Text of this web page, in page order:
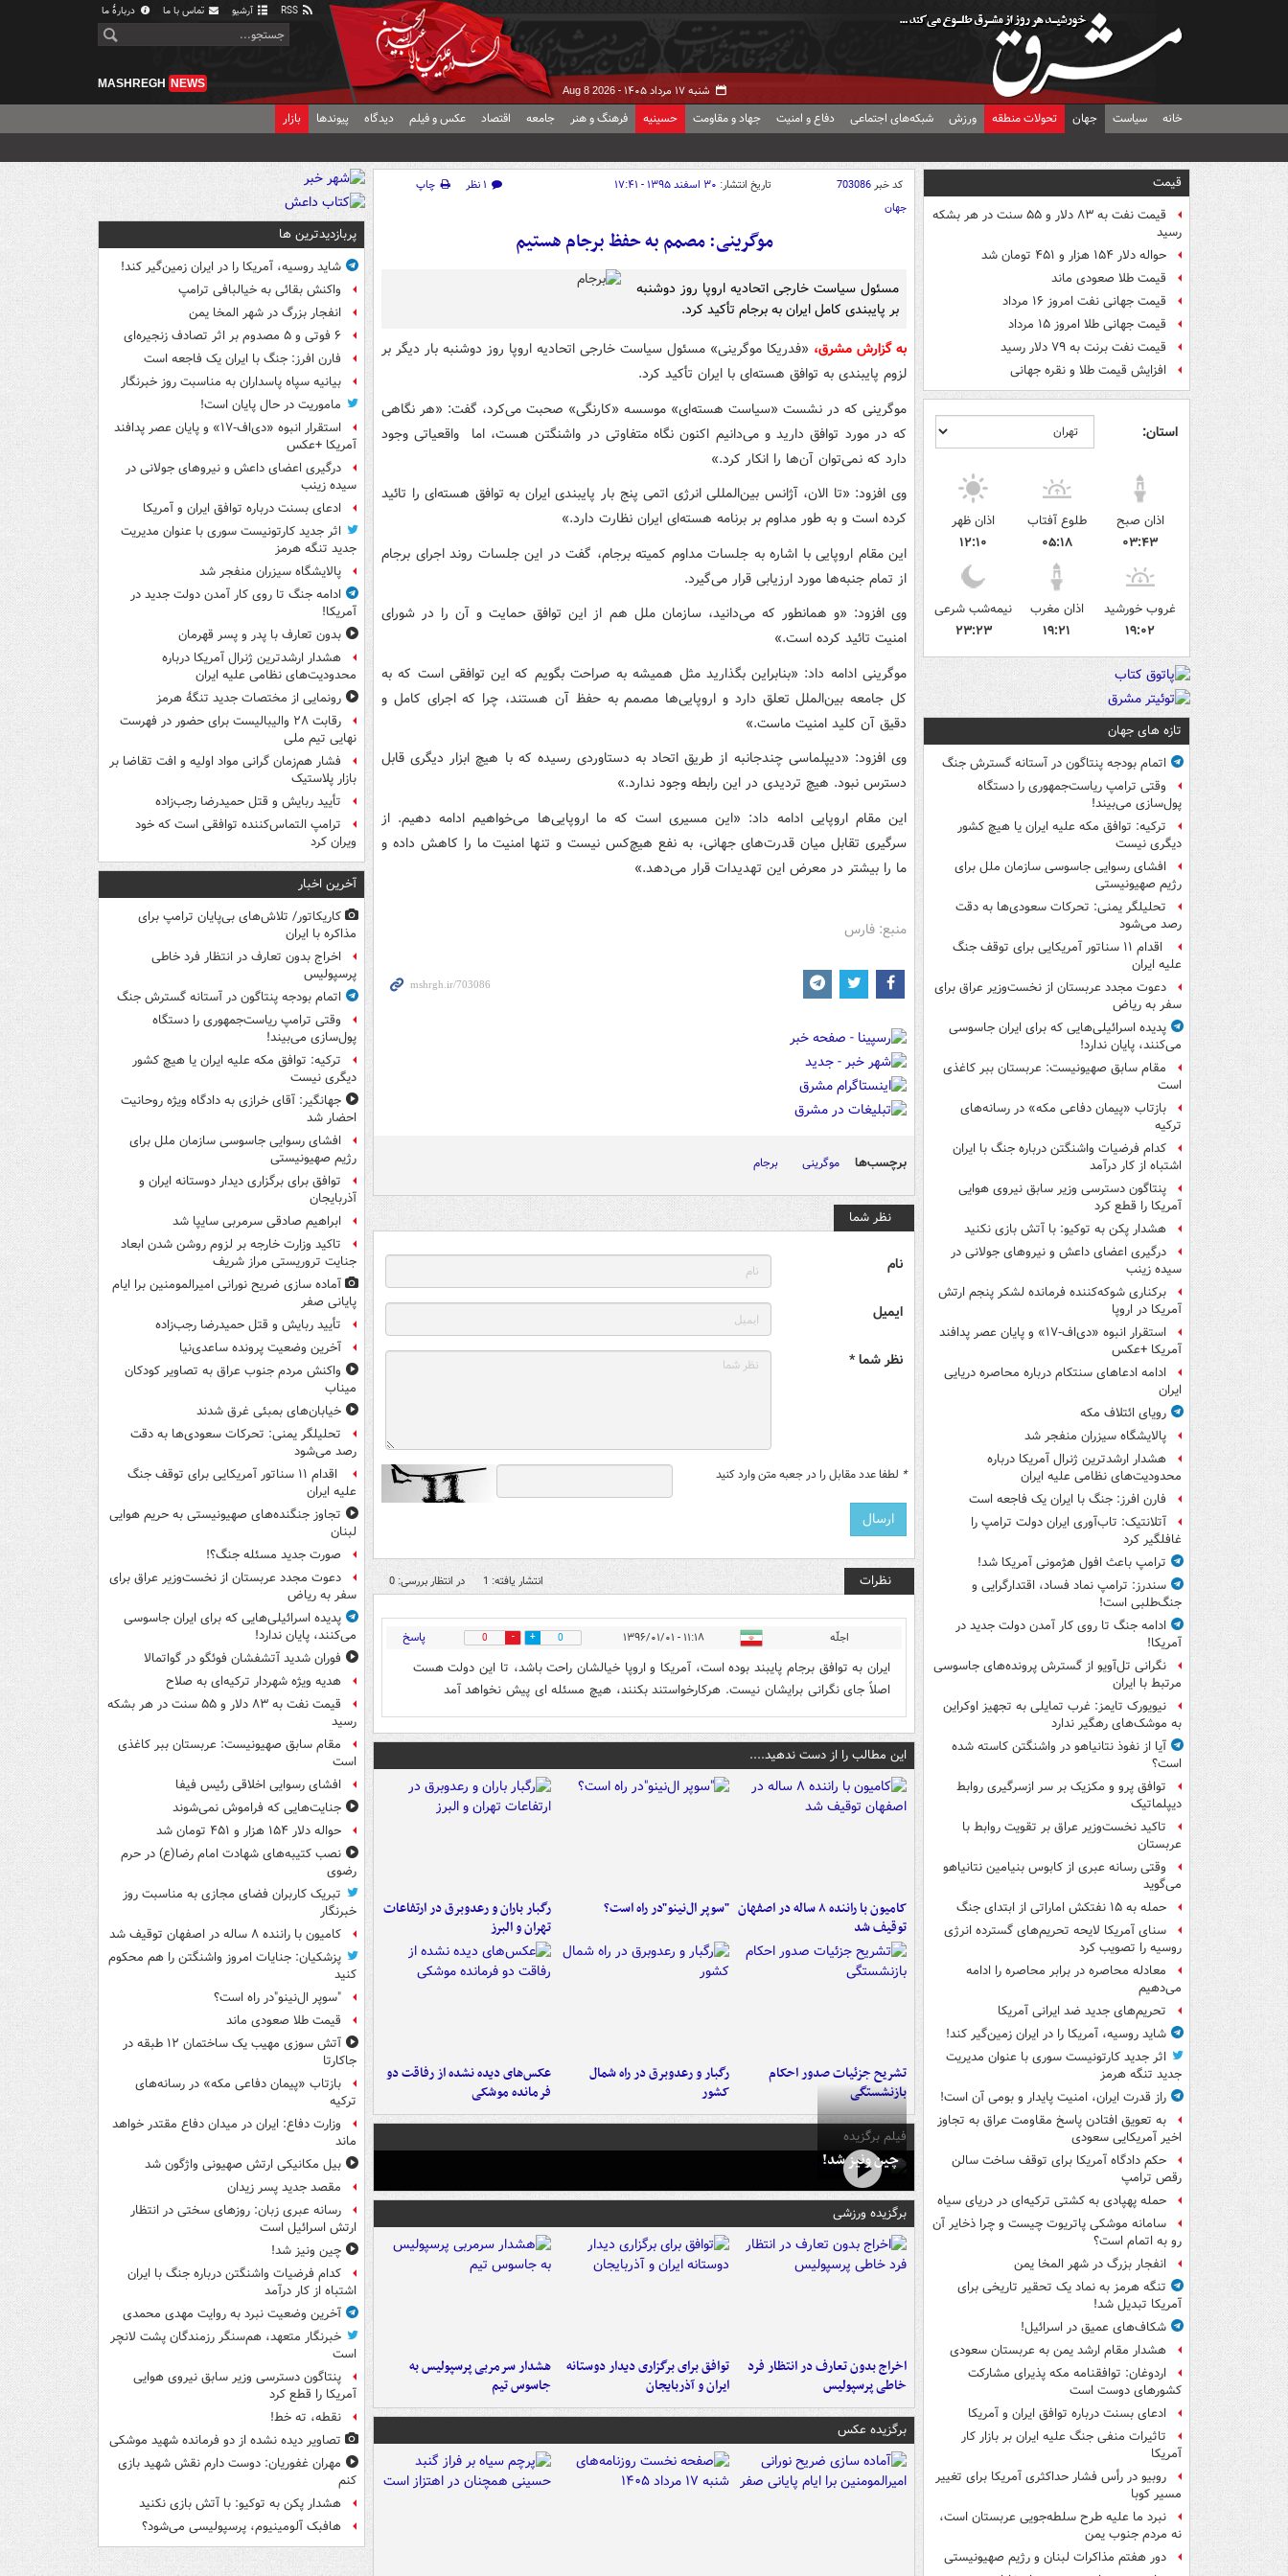
آرشیو تماس با ما دربارهٔ ما
شنبه ۱۷ مرداد ۱۴۰۵ - Aug 8 2026
MASHREGH NEWS
خانه سیاست جهان تحولات منطقه ورزش شبکه‌های اجتماعی دفاع و امنیت جهاد و مقاومت حسینیه فرهنگ و هنر جامعه اقتصاد عکس و فیلم دیدگاه پیوندها بازار
قیمت
قیمت نفت به ۸۳ دلار و ۵۵ سنت در هر بشکه
رسید
حواله دلار ۱۵۴ هزار و ۴۵۱ تومان شد
قیمت طلا صعودی ماند
قیمت جهانی نفت امروز ۱۶ مرداد
قیمت جهانی طلا امروز ۱۵ مرداد
قیمت نفت برنت به ۷۹ دلار رسید
افزایش قیمت طلا و نقره جهانی
استان:
اذان صبح
۰۳:۴۳
طلوع آفتاب
۰۵:۱۸
اذان ظهر
۱۲:۱۰
غروب خورشید
۱۹:۰۲
اذان مغرب
۱۹:۲۱
نیمه‌شب شرعی
۲۳:۲۳
تازه های جهان
اتمام بودجه پنتاگون در آستانه گسترش جنگ
وقتی ترامپ ریاست‌جمهوری را دستگاه
پول‌سازی می‌بیند!
ترکیه: توافق مکه علیه ایران یا هیچ کشور
دیگری نیست
افشای رسوایی جاسوسی سازمان ملل برای
رژیم صهیونیستی
تحلیلگر یمنی: تحرکات سعودی‌ها به دقت
رصد می‌شود
اقدام ۱۱ سناتور آمریکایی برای توقف جنگ
علیه ایران
دعوت مجدد عربستان از نخست‌وزیر عراق برای
سفر به ریاض
پدیده اسرائیلی‌هایی که برای ایران جاسوسی
می‌کنند، پایان ندارد!
مقام سابق صهیونیست: عربستان ببر کاغذی
است
بازتاب «پیمان دفاعی مکه» در رسانه‌های
ترکیه
کدام فرضیات واشنگتن درباره جنگ با ایران
اشتباه از کار درآمد
پنتاگون دسترسی وزیر سابق نیروی هوایی
آمریکا را قطع کرد
هشدار پکن به توکیو: با آتش بازی نکنید
درگیری اعضای داعش و نیروهای جولانی در
سیده زینب
برکناری شوکه‌کننده فرمانده لشکر پنجم ارتش
آمریکا در اروپا
استقرار انبوه «دی‌اف‑۱۷» و پایان عصر پدافند
آمریکا +عکس
ادامه ادعاهای سنتکام درباره محاصره دریایی
ایران
رویای ائتلاف مکه
پالایشگاه سیزران منفجر شد
هشدار ارشدترین ژنرال آمریکا درباره
محدودیت‌های نظامی علیه ایران
فارن افرز: جنگ با ایران یک فاجعه است
آتلانتیک: تاب‌آوری ایران دولت ترامپ را
غافلگیر کرد
ترامپ باعث افول هژمونی آمریکا شد!
سندرز: ترامپ نماد فساد، اقتدارگرایی و
جنگ‌طلبی است!
ادامه جنگ تا روی کار آمدن دولت جدید در
آمریکا!
نگرانی تل‌آویو از گسترش پرونده‌های جاسوسی
مرتبط با ایران
نیویورک تایمز: غرب تمایلی به تجهیز اوکراین
به موشک‌های رهگیر ندارد
آیا از نفوذ نتانیاهو در واشنگتن کاسته شده
است؟
توافق پرو و مکزیک بر سر ازسرگیری روابط
دیپلماتیک
تاکید نخست‌وزیر عراق بر تقویت روابط با
عربستان
وقتی رسانه عبری از کابوس بنیامین نتانیاهو
می‌گوید
حمله به ۱۵ نفتکش‌ اماراتی از ابتدای جنگ
سنای آمریکا لایحه تحریم‌های گسترده انرژی
روسیه را تصویب کرد
معادله محاصره در برابر محاصره را ادامه
می‌دهیم
تحریم‌های جدید ضد ایرانی آمریکا
شاید روسیه، آمریکا را در ایران زمین‌گیر کند!
اثر جدید کارتونیست سوری با عنوان مدیریت
جدید تنگه هرمز
راز قدرت ایران، امنیت پایدار و بومی آن است!
به تعویق افتادن پاسخ مقاومت عراق به تجاوز
اخیر آمریکایی سعودی
حکم دادگاه آمریکا برای توقف ساخت سالن
رقص ترامپ
حمله پهپادی به کشتی ترکیه‌ای در دریای سیاه
سامانه موشکی پاتریوت چیست و چرا ذخایر آن
رو به اتمام است؟
انفجار بزرگ در شهر المخا یمن
تنگه هرمز به نماد یک تحقیر تاریخی برای
آمریکا تبدیل شد!
شکاف‌های عمیق در اسرائیل!
هشدار مقام ارشد یمن به عربستان سعودی
اردوغان: توافقنامه مکه پذیرای مشارکت
کشورهای دوست است
ادعای بسنت درباره توافق ایران و آمریکا
تاثیرات منفی جنگ علیه ایران بر بازار کار
آمریکا
روبیو در رأس فشار حداکثری آمریکا برای تغییر
مسیر کوبا
نبرد ما علیه طرح سلطه‌جویی عربستان است،
نه مردم جنوب یمن
دور هفتم مذاکرات لبنان و رژیم صهیونیستی
کد خبر703086 تاریخ انتشار: ۳۰ اسفند ۱۳۹۵ - ۱۷:۴۱ ۱ نظر
چاپ
جهان
موگرینی: مصمم به حفظ برجام هستیم
مسئول سیاست خارجی اتحادیه اروپا روز دوشنبه
بر پایبندی کامل ایران به برجام تأکید کرد.
به گزارش مشرق، «فدریکا موگرینی» مسئول سیاست خارجی اتحادیه اروپا روز دوشنبه بار دیگر بر
لزوم پایبندی به توافق هسته‌ای با ایران تأکید کرد.
موگرینی که در نشست «سیاست هسته‌ای» موسسه «کارنگی» صحبت می‌کرد، گفت: «هر نگاهی
که در مورد توافق دارید و می‌دانیم اکنون نگاه متفاوتی در واشنگتن هست، اما واقعیاتی وجود
دارد که نمی‌توان آن‌ها را انکار کرد.»
وی افزود: «تا الان، آژانس بین‌المللی انرژی اتمی پنج بار پایبندی ایران به توافق هسته‌ای را تائید
کرده است و به طور مداوم بر برنامه هسته‌ای ایران نظارت دارد.»
این مقام اروپایی با اشاره به جلسات مداوم کمیته برجام، گفت در این جلسات روند اجرای برجام
از تمام جنبه‌ها مورد ارزیابی قرار می‌گیرد.
وی افزود: «و همانطور که می‌دانید، سازمان ملل هم از این توافق حمایت و آن را در شورای
امنیت تائید کرده است.»
موگرینی ادامه داد: «بنابراین بگذارید مثل همیشه به صراحت بگویم که این توافقی است که به
کل جامعه بین‌الملل تعلق دارد و اروپایی‌ها مصمم به حفظ آن هستند، چرا که اجرای کامل و
دقیق آن کلید امنیت ماست.»
وی افزود: «دیپلماسی چندجانبه از طریق اتحاد به دستاوردی رسیده که با هیچ ابزار دیگری قابل
دسترس نبود. هیچ تردیدی در این رابطه وجود ندارد.»
این مقام اروپایی ادامه داد: «این مسیری است که ما اروپایی‌ها می‌خواهیم ادامه دهیم. از
سرگیری تقابل میان قدرت‌های جهانی، به نفع هیچ‌کس نیست و تنها امنیت ما را کاهش داده و
ما را بیشتر در معرض این تهدیدات قرار می‌دهد.»
منبع: فارس
برچسب‌ها موگرینی برجام
نظر شما
نام
ایمیل
نظر شما *
* لطفا عدد مقابل را در جعبه متن وارد کنید
نظرات انتشار یافته: 1 در انتظار بررسی: 0
اجلّه ۱۱:۱۸ - ۱۳۹۶/۰۱/۰۱ 0
0 پاسخ
ایران به توافق برجام پایبند بوده است، آمریکا و اروپا خیالشان راحت باشد، تا این دولت هست
اصلاً جای نگرانی برایشان نیست. هرکارخواستند بکنند، هیچ مسئله ای پیش نخواهد آمد
این مطالب را از دست ندهید....
کامیون با راننده ۸ ساله در اصفهان
توقیف شد
"سوپر ال‌نینو"در راه است؟
رگبار باران و رعدوبرق در ارتفاعات
تهران و البرز
تشریح جزئیات صدور احکام
بازنشستگی
رگبار و رعدوبرق در راه شمال
کشور
عکس‌های دیده نشده از رفاقت دو
فرمانده‌ موشکی
فیلم برگزیده
چین ونیز شد!
برگزیده ورزشی
اخراج بدون تعارف در انتظار فرد
خاطی پرسپولیس
توافق برای برگزاری دیدار دوستانه
ایران و آذربایجان
هشدار سرمربی پرسپولیس به
جاسوس تیم
برگزیده عکس
پربازدیدترین ها
شاید روسیه، آمریکا را در ایران زمین‌گیر کند!
واکنش بقائی به خیالبافی ترامپ
انفجار بزرگ در شهر المخا یمن
۶ فوتی و ۵ مصدوم بر اثر تصادف زنجیره‌ای
فارن افرز: جنگ با ایران یک فاجعه است
بیانیه سپاه پاسداران به مناسبت روز خبرنگار
ماموریت در حال پایان است!
استقرار انبوه «دی‌اف‑۱۷» و پایان عصر پدافند
آمریکا +عکس
درگیری اعضای داعش و نیروهای جولانی در
سیده زینب
ادعای بسنت درباره توافق ایران و آمریکا
اثر جدید کارتونیست سوری با عنوان مدیریت
جدید تنگه هرمز
پالایشگاه سیزران منفجر شد
ادامه جنگ تا روی کار آمدن دولت جدید در
آمریکا!
بدون تعارف با پدر و پسر قهرمان
هشدار ارشدترین ژنرال آمریکا درباره
محدودیت‌های نظامی علیه ایران
رونمایی از مختصات جدید تنگۀ هرمز
رقابت ۲۸ والیبالیست برای حضور در فهرست
نهایی تیم ملی
فشار هم‌زمان گرانی مواد اولیه و افت تقاضا بر
بازار پلاستیک
تأیید ربایش و قتل حمیدرضا رجب‌زاده
ترامپ التماس‌کننده توافقی است که خود
ویران کرد
آخرین اخبار
کاریکاتور/ تلاش‌های بی‌پایان ترامپ برای
مذاکره با ایران
اخراج بدون تعارف در انتظار فرد خاطی
پرسپولیس
اتمام بودجه پنتاگون در آستانه گسترش جنگ
وقتی ترامپ ریاست‌جمهوری را دستگاه
پول‌سازی می‌بیند!
ترکیه: توافق مکه علیه ایران یا هیچ کشور
دیگری نیست
جهانگیر: آقای خرازی به دادگاه ویژه روحانیت
احضار شد
افشای رسوایی جاسوسی سازمان ملل برای
رژیم صهیونیستی
توافق برای برگزاری دیدار دوستانه ایران و
آذربایجان
ابراهیم صادقی سرمربی سایپا شد
تاکید وزارت خارجه بر لزوم روشن شدن ابعاد
جنایت تروریستی مراز شریف
آماده سازی ضریح نورانی امیرالمومنین برا ایام
پایانی صفر
تأیید ربایش و قتل حمیدرضا رجب‌زاده
آخرین وضعیت پرونده ساعدی‌نیا
واکنش مردم جنوب عراق به تصاویر کودکان
میناب
خیابان‌های بمبئی غرق شدند
تحلیلگر یمنی: تحرکات سعودی‌ها به دقت
رصد می‌شود
اقدام ۱۱ سناتور آمریکایی برای توقف جنگ
علیه ایران
تجاوز جنگنده‌های صهیونیستی به حریم هوایی
لبنان
صورت جدید مسئله جنگ؟!
دعوت مجدد عربستان از نخست‌وزیر عراق برای
سفر به ریاض
پدیده اسرائیلی‌هایی که برای ایران جاسوسی
می‌کنند، پایان ندارد!
فوران شدید آتشفشان فوئگو در گواتمالا
هدیه ویژه شهردار ترکیه‌ای به صلاح
قیمت نفت به ۸۳ دلار و ۵۵ سنت در هر بشکه
رسید
مقام سابق صهیونیست: عربستان ببر کاغذی
است
افشای رسوایی اخلاقی رئیس فیفا
جنایت‌هایی که فراموش نمی‌شوند
حواله دلار ۱۵۴ هزار و ۴۵۱ تومان شد
نصب کتیبه‌های شهادت امام رضا(ع) در حرم
رضوی
تبریک کاربران فضای مجازی به مناسبت روز
خبرنگار
کامیون با راننده ۸ ساله در اصفهان توقیف شد
پزشکیان: جنایات امروز واشنگتن را هم محکوم
کنید
"سوپر ال‌نینو"در راه است؟
قیمت طلا صعودی ماند
آتش سوزی مهیب یک ساختمان ۱۲ طبقه در
جاکارتا
بازتاب «پیمان دفاعی مکه» در رسانه‌های
ترکیه
وزارت دفاع: ایران در میدان دفاع مقتدر خواهد
ماند
بیل مکانیکی ارتش صهیونی واژگون شد
مقصد جدید پسر زیدان
رسانه عبری زبان: روزهای سختی در انتظار
ارتش اسرائیل است
چین ونیز شد!
کدام فرضیات واشنگتن درباره جنگ با ایران
اشتباه از کار درآمد
آخرین وضعیت نبرد به روایت مهدی محمدی
خبرنگار متعهد، هم‌سنگر رزمندگان پشت لانچر
است
پنتاگون دسترسی وزیر سابق نیروی هوایی
آمریکا را قطع کرد
نقطه، ته خط!
تصاویر دیده‌ نشده از دو فرمانده شهید موشکی
مهران غفوریان: دوست دارم نقش شهید بازی
کنم
هشدار پکن به توکیو: با آتش بازی نکنید
هافبک آلومینیوم، پرسپولیسی می‌شود؟